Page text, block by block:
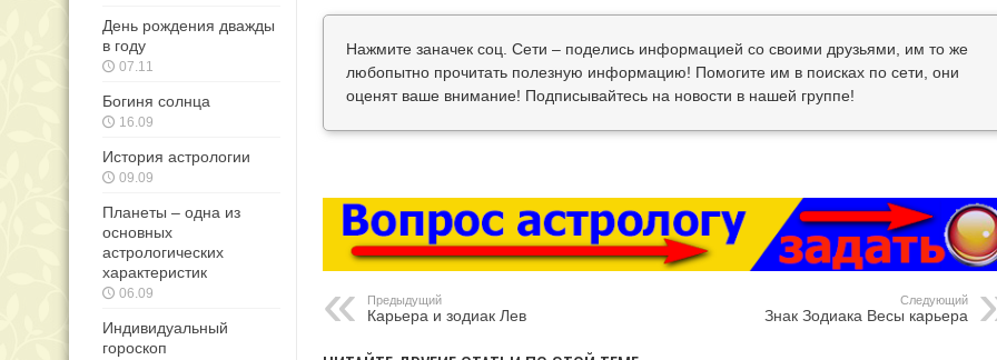
Нажмите заначек соц. Сети – поделись информацией со своими друзьями, им то же
любопытно прочитать полезную информацию! Помогите им в поисках по сети, они
оценят ваше внимание! Подписывайтесь на новости в нашей группе!
Предыдущий
Карьера и зодиак Лев
Следующий
Знак Зодиака Весы карьера
День рождения дважды
в году
07.11
Богиня солнца
16.09
История астрологии
09.09
Планеты – одна из
основных
астрологических
характеристик
06.09
Индивидуальный
гороскоп